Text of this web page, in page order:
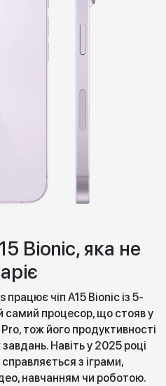
Bionic, яка не
працює чіп A15 Bionic із 5-
самий процесор, що стояв у
тож його продуктивності
Навіть у 2025 році
з іграми,
навчанням чи роботою.